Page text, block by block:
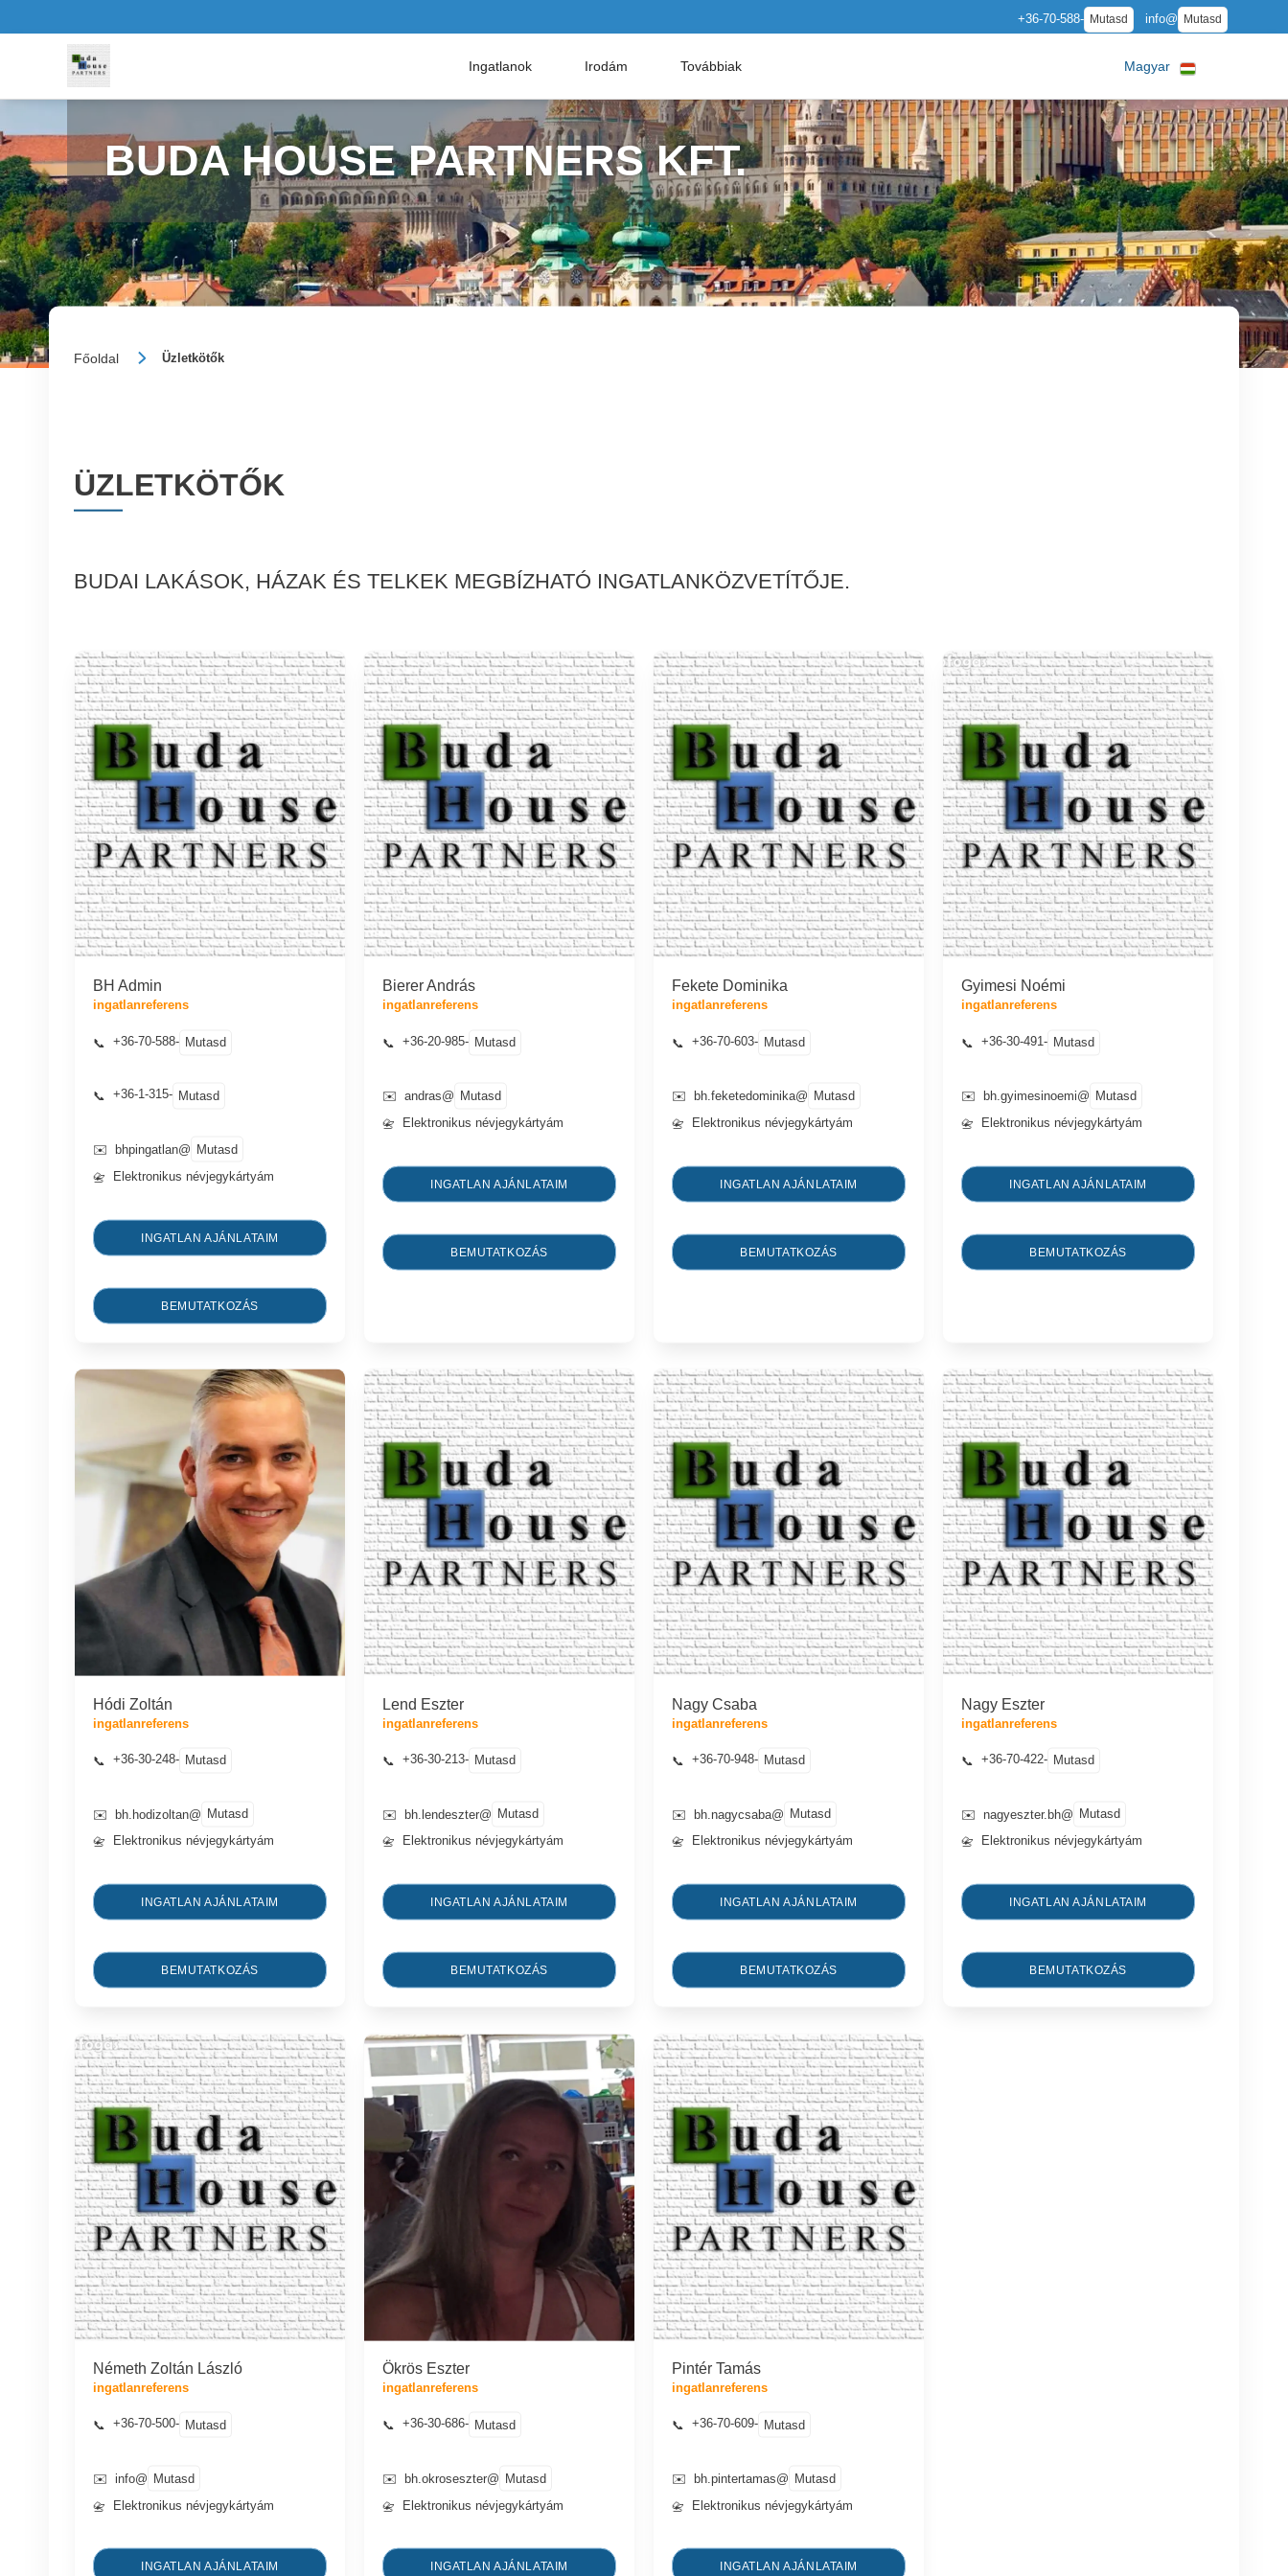
+36-70-588- Mutasd info@ Mutasd
Ingatlanok Irodám Továbbiak Magyar
BUDA HOUSE PARTNERS KFT.
Főoldal Üzletkötők
ÜZLETKÖTŐK
BUDAI LAKÁSOK, HÁZAK ÉS TELKEK MEGBÍZHATÓ INGATLANKÖZVETÍTŐJE.
BH Admin
ingatlanreferens
📞 +36-70-588- Mutasd
📞 +36-1-315- Mutasd
✉️ bhpingatlan@ Mutasd
📇
Elektronikus névjegykártyám
INGATLAN AJÁNLATAIM
BEMUTATKOZÁS
Bierer András
ingatlanreferens
📞 +36-20-985- Mutasd
✉️ andras@ Mutasd
📇
Elektronikus névjegykártyám
INGATLAN AJÁNLATAIM
BEMUTATKOZÁS
Fekete Dominika
ingatlanreferens
📞 +36-70-603- Mutasd
✉️ bh.feketedominika@ Mutasd
📇
Elektronikus névjegykártyám
INGATLAN AJÁNLATAIM
BEMUTATKOZÁS
Gyimesi Noémi
ingatlanreferens
📞 +36-30-491- Mutasd
✉️ bh.gyimesinoemi@ Mutasd
📇
Elektronikus névjegykártyám
INGATLAN AJÁNLATAIM
BEMUTATKOZÁS
Hódi Zoltán
ingatlanreferens
📞 +36-30-248- Mutasd
✉️ bh.hodizoltan@ Mutasd
📇
Elektronikus névjegykártyám
INGATLAN AJÁNLATAIM
BEMUTATKOZÁS
Lend Eszter
ingatlanreferens
📞 +36-30-213- Mutasd
✉️ bh.lendeszter@ Mutasd
📇
Elektronikus névjegykártyám
INGATLAN AJÁNLATAIM
BEMUTATKOZÁS
Nagy Csaba
ingatlanreferens
📞 +36-70-948- Mutasd
✉️ bh.nagycsaba@ Mutasd
📇
Elektronikus névjegykártyám
INGATLAN AJÁNLATAIM
BEMUTATKOZÁS
Nagy Eszter
ingatlanreferens
📞 +36-70-422- Mutasd
✉️ nagyeszter.bh@ Mutasd
📇
Elektronikus névjegykártyám
INGATLAN AJÁNLATAIM
BEMUTATKOZÁS
Németh Zoltán László
ingatlanreferens
📞 +36-70-500- Mutasd
✉️ info@ Mutasd
📇
Elektronikus névjegykártyám
INGATLAN AJÁNLATAIM
Ökrös Eszter
ingatlanreferens
📞 +36-30-686- Mutasd
✉️ bh.okroseszter@ Mutasd
📇
Elektronikus névjegykártyám
INGATLAN AJÁNLATAIM
Pintér Tamás
ingatlanreferens
📞 +36-70-609- Mutasd
✉️ bh.pintertamas@ Mutasd
📇
Elektronikus névjegykártyám
INGATLAN AJÁNLATAIM